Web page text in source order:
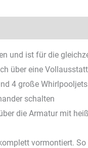
und ist für die
über eine
4 große
schalten
die Armatur mit
vormontiert.